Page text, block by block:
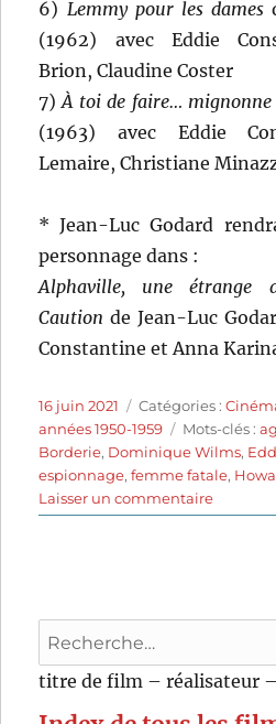
6) Lemmy pour les dames
(1962) avec Eddie
Brion, Claudine Coster
7)À toi de faire… mignonne
(1963) avec Eddie
Lemaire, Christiane
* Jean-Luc Godard
personnage dans :
Alphaville, une étrange
Caution de Jean-Luc
Constantine et Anna
Publié
le
16 juin 2021 Catégories
Catégories :
années 1950-1959
Étiquettes
Mots-clés :
Borderie, Dominique Wilms,
espionnage,femme fatale,
Laisser un commentairesur
La
Bernard
Recherche
pour
:
titre de film – réalisateur